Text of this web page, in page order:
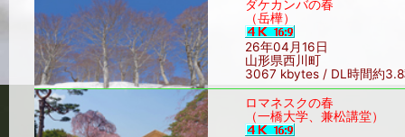
ダケカンバの春
（岳樺）
26年04月16日
山形県西川町
3067 kbytes / DL時間約
ロマネスクの春
（一橋大学、兼松講堂）